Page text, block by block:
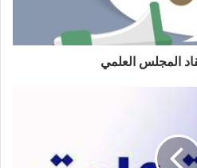
المجلس العلمي